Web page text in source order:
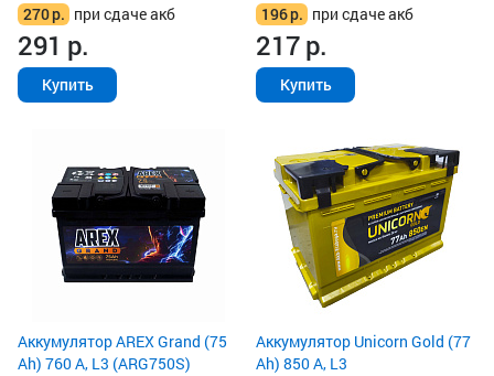
270р. при сдаче акб
291 р.
Купить
196р. при сдаче акб
217р.
Купить
Аккумулятор AREX Grand (75
Ah) 760 А, L3 (ARG750S)
Аккумулятор Unicorn Gold (77
Ah) 850 А, L3